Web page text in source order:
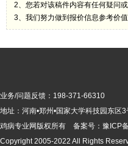
2、您若对该稿件内容有任何疑问
3、我们努力做到报价信息参考价
业务/问题反馈：198-371-66310
地址：河南•郑州•国家大学科技园东区
鸡病专业网版权所有 备案号： 豫ICP
Copyright 2005-2022 All Rights